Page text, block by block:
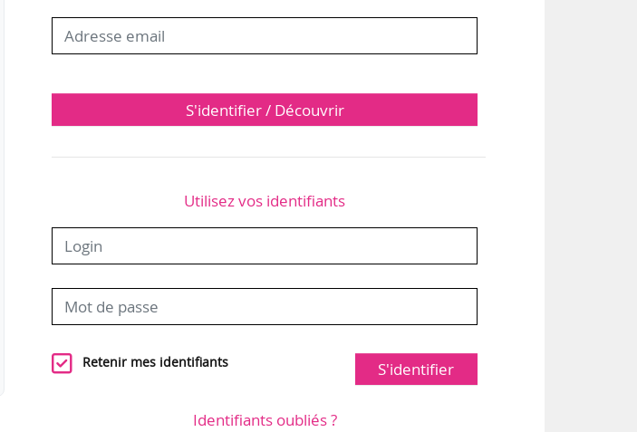
S'identifier / Découvrir
Utilisez vos identifiants
Retenir mes identifiants S'identifier
Identifiants oubliés ?